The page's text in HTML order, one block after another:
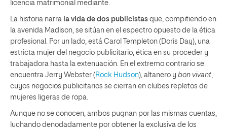
licencia matrimonial mediante.
La historia narra la vida de dos publicistas que, compitiendo en
la avenida Madison, se sitúan en el espectro opuesto de la ética
profesional. Por un lado, está Carol Templeton (Doris Day), una
estricta mujer del negocio publicitario, ética en su proceder y
trabajadora hasta la extenuación. En el extremo contrario se
encuentra Jerry Webster ( Rock Hudson), altanero y bon vivant,
cuyos negocios publicitarios se cierran en clubes repletos de
mujeres ligeras de ropa.
Aunque no se conocen, ambos pugnan por las mismas cuentas,
luchando denodadamente por obtener la exclusiva de los